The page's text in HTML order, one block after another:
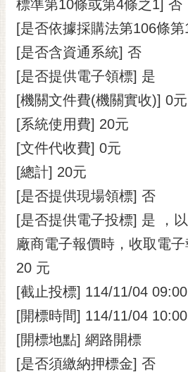
標準第10條或第4條之1] 否
[是否依據採購法第106條
[是否含資通系統] 否
[是否提供電子領標] 是
[機關文件費(機關實收)] 0元
[系統使用費] 20元
[文件代收費] 0元
[總計] 20元
[是否提供現場領標] 否
[是否提供電子投標] 是 ，
廠商電子報價時，收取電
20 元
[截止投標] 114/11/04 09:00
[開標時間] 114/11/04 10:00
[開標地點] 網路開標
[是否須繳納押標金] 否